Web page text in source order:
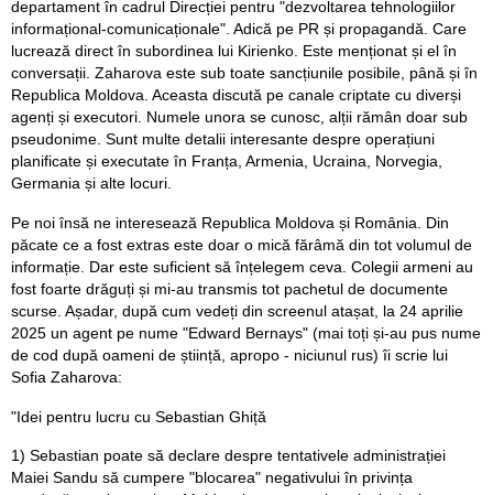
departament în cadrul Direcției pentru "dezvoltarea tehnologiilor
informațional-comunicaționale". Adică pe PR și propagandă. Care
lucrează direct în subordinea lui Kirienko. Este menționat și el în
conversații. Zaharova este sub toate sancțiunile posibile, până și în
Republica Moldova. Aceasta discută pe canale criptate cu diverși
agenți și executori. Numele unora se cunosc, alții rămân doar sub
pseudonime. Sunt multe detalii interesante despre operațiuni
planificate și executate în Franța, Armenia, Ucraina, Norvegia,
Germania și alte locuri.
Pe noi însă ne interesează Republica Moldova și România. Din
păcate ce a fost extras este doar o mică fărâmă din tot volumul de
informație. Dar este suficient să înțelegem ceva. Colegii armeni au
fost foarte drăguți și mi-au transmis tot pachetul de documente
scurse. Așadar, după cum vedeți din screenul atașat, la 24 aprilie
2025 un agent pe nume "Edward Bernays" (mai toți și-au pus nume
de cod după oameni de știință, apropo - niciunul rus) îi scrie lui
Sofia Zaharova:
"Idei pentru lucru cu Sebastian Ghiță
1) Sebastian poate să declare despre tentativele administrației
Maiei Sandu să cumpere "blocarea" negativului în privința